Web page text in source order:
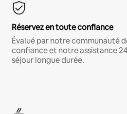
Réservez en toute confiance
Évalué par notre communauté
confiance et notre assistance
séjour longue durée.